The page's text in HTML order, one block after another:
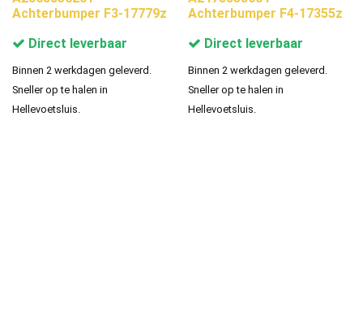
Achterbumper F3-17779z
Direct leverbaar
Binnen 2 werkdagen geleverd.
Sneller op te halen in
Hellevoetsluis.
Achterbumper F4-17355z
Direct leverbaar
Binnen 2 werkdagen geleverd.
Sneller op te halen in
Hellevoetsluis.